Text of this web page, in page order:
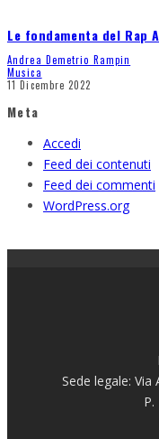
Le fondamenta del Rap
Andrea Demetrio Rampin
Musica
11 Dicembre 2022
Meta
Accedi
Feed dei contenuti
Feed dei commenti
WordPress.org
Sede legale: Via